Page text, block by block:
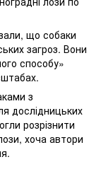
що собаки
загроз. Вони
способу»
з
дослідницьких
розрізнити
хоча автори